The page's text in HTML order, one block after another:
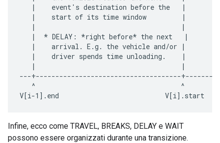
|    event's destination before the   |
|    start of its time window         |
|                                     |
|  * DELAY: *right before* the next   |
|    arrival. E.g. the vehicle and/or |
|    driver spends time unloading.    |
|                                     |
---+-------------------------------------
^                                     ^
Infine, ecco come TRAVEL, BREAKS, DELAY e WAIT
possono essere organizzati durante una transizione.